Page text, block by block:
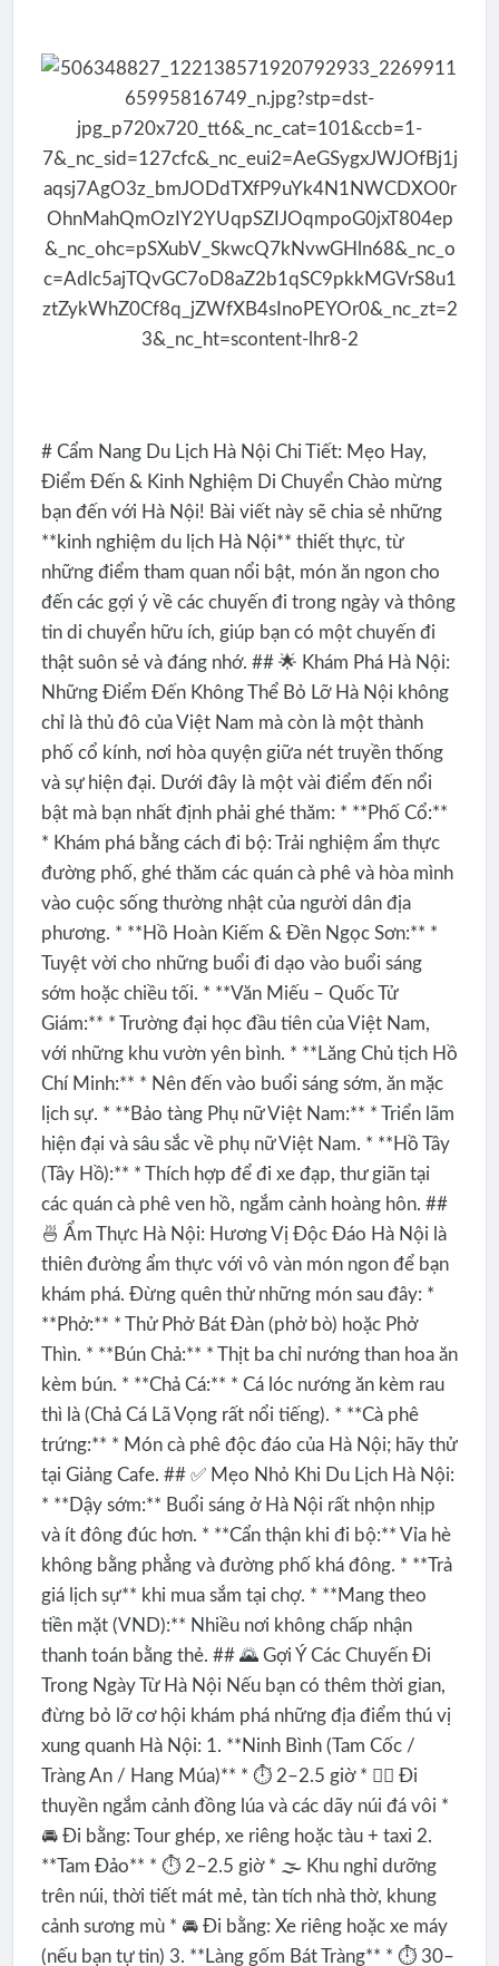
# Cẩm Nang Du Lịch Hà Nội Chi Tiết: Mẹo Hay,
Điểm Đến & Kinh Nghiệm Di Chuyển Chào mừng
bạn đến với Hà Nội! Bài viết này sẽ chia sẻ những
**kinh nghiệm du lịch Hà Nội** thiết thực, từ
những điểm tham quan nổi bật, món ăn ngon cho
đến các gợi ý về các chuyến đi trong ngày và thông
tin di chuyển hữu ích, giúp bạn có một chuyến đi
thật suôn sẻ và đáng nhớ. ## 🌟 Khám Phá Hà Nội:
Những Điểm Đến Không Thể Bỏ Lỡ Hà Nội không
chỉ là thủ đô của Việt Nam mà còn là một thành
phố cổ kính, nơi hòa quyện giữa nét truyền thống
và sự hiện đại. Dưới đây là một vài điểm đến nổi
bật mà bạn nhất định phải ghé thăm: * **Phố Cổ:**
* Khám phá bằng cách đi bộ: Trải nghiệm ẩm thực
đường phố, ghé thăm các quán cà phê và hòa mình
vào cuộc sống thường nhật của người dân địa
phương. * **Hồ Hoàn Kiếm & Đền Ngọc Sơn:** *
Tuyệt vời cho những buổi đi dạo vào buổi sáng
sớm hoặc chiều tối. * **Văn Miếu – Quốc Tử
Giám:** * Trường đại học đầu tiên của Việt Nam,
với những khu vườn yên bình. * **Lăng Chủ tịch Hồ
Chí Minh:** * Nên đến vào buổi sáng sớm, ăn mặc
lịch sự. * **Bảo tàng Phụ nữ Việt Nam:** * Triển lãm
hiện đại và sâu sắc về phụ nữ Việt Nam. * **Hồ Tây
(Tây Hồ):** * Thích hợp để đi xe đạp, thư giãn tại
các quán cà phê ven hồ, ngắm cảnh hoàng hôn. ##
🍜 Ẩm Thực Hà Nội: Hương Vị Độc Đáo Hà Nội là
thiên đường ẩm thực với vô vàn món ngon để bạn
khám phá. Đừng quên thử những món sau đây: *
**Phở:** * Thử Phở Bát Đàn (phở bò) hoặc Phở
Thìn. * **Bún Chả:** * Thịt ba chỉ nướng than hoa ăn
kèm bún. * **Chả Cá:** * Cá lóc nướng ăn kèm rau
thì là (Chả Cá Lã Vọng rất nổi tiếng). * **Cà phê
trứng:** * Món cà phê độc đáo của Hà Nội; hãy thử
tại Giảng Cafe. ## ✅ Mẹo Nhỏ Khi Du Lịch Hà Nội:
* **Dậy sớm:** Buổi sáng ở Hà Nội rất nhộn nhịp
và ít đông đúc hơn. * **Cẩn thận khi đi bộ:** Vỉa hè
không bằng phẳng và đường phố khá đông. * **Trả
giá lịch sự** khi mua sắm tại chợ. * **Mang theo
tiền mặt (VND):** Nhiều nơi không chấp nhận
thanh toán bằng thẻ. ## 🌄 Gợi Ý Các Chuyến Đi
Trong Ngày Từ Hà Nội Nếu bạn có thêm thời gian,
đừng bỏ lỡ cơ hội khám phá những địa điểm thú vị
xung quanh Hà Nội: 1. **Ninh Bình (Tam Cốc /
Tràng An / Hang Múa)** * ⏱️ 2–2.5 giờ * 🚣‍♂️ Đi
thuyền ngắm cảnh đồng lúa và các dãy núi đá vôi *
🚘 Đi bằng: Tour ghép, xe riêng hoặc tàu + taxi 2.
**Tam Đảo** * ⏱️ 2–2.5 giờ * 🌫️ Khu nghỉ dưỡng
trên núi, thời tiết mát mẻ, tàn tích nhà thờ, khung
cảnh sương mù * 🚘 Đi bằng: Xe riêng hoặc xe máy
(nếu bạn tự tin) 3. **Làng gốm Bát Tràng** * ⏱️ 30–